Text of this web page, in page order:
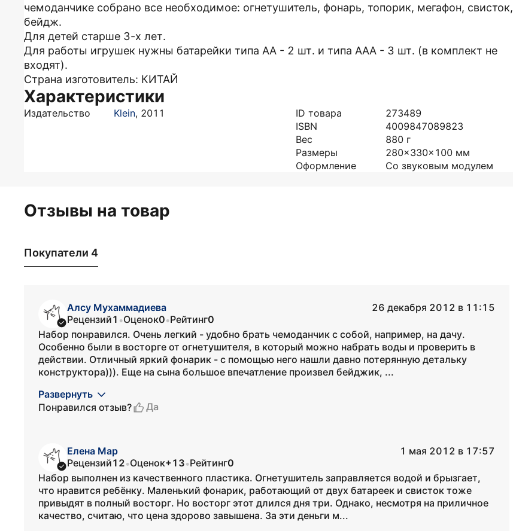
чемоданчике собрано все необходимое: огнетушитель, фонарь, топорик, мегафон, свисток,
бейдж.
Для детей старше 3-х лет.
Для работы игрушек нужны батарейки типа АА - 2 шт. и типа ААА - 3 шт. (в комплект не
входят).
Страна изготовитель: КИТАЙ
Характеристики
Издательство Klein, 2011 ID товара
273489
ISBN
4009847089823
Вес
880 г
Размеры
280x330x100 мм
Оформление
Со звуковым модулем
Отзывы на товар
Покупатели 4
Алсу Мухаммадиева
26 декабря 2012 в 11:15
Рецензий1 •Оценок0•Рейтинг0
Набор понравился. Очень легкий - удобно брать чемоданчик с собой, например, на дачу.
Особенно были в восторге от огнетушителя, в который можно набрать воды и проверить в
действии. Отличный яркий фонарик - с помощью него нашли давно потерянную детальку
конструктора))). Еще на сына большое впечатление произвел бейджик, ...
Развернуть
Понравился отзыв?
Да
Елена Мар
1 мая 2012 в 17:57
Рецензий12•Оценок+13•Рейтинг0
Набор выполнен из качественного пластика. Огнетушитель заправляется водой и брызгает,
что нравится ребёнку. Маленький фонарик, работающий от двух батареек и свисток тоже
привыдят в полный восторг. Но восторг этот длился дня три. Однако, несмотря на приличное
качество, считаю, что цена здорово завышена. За эти деньги м...